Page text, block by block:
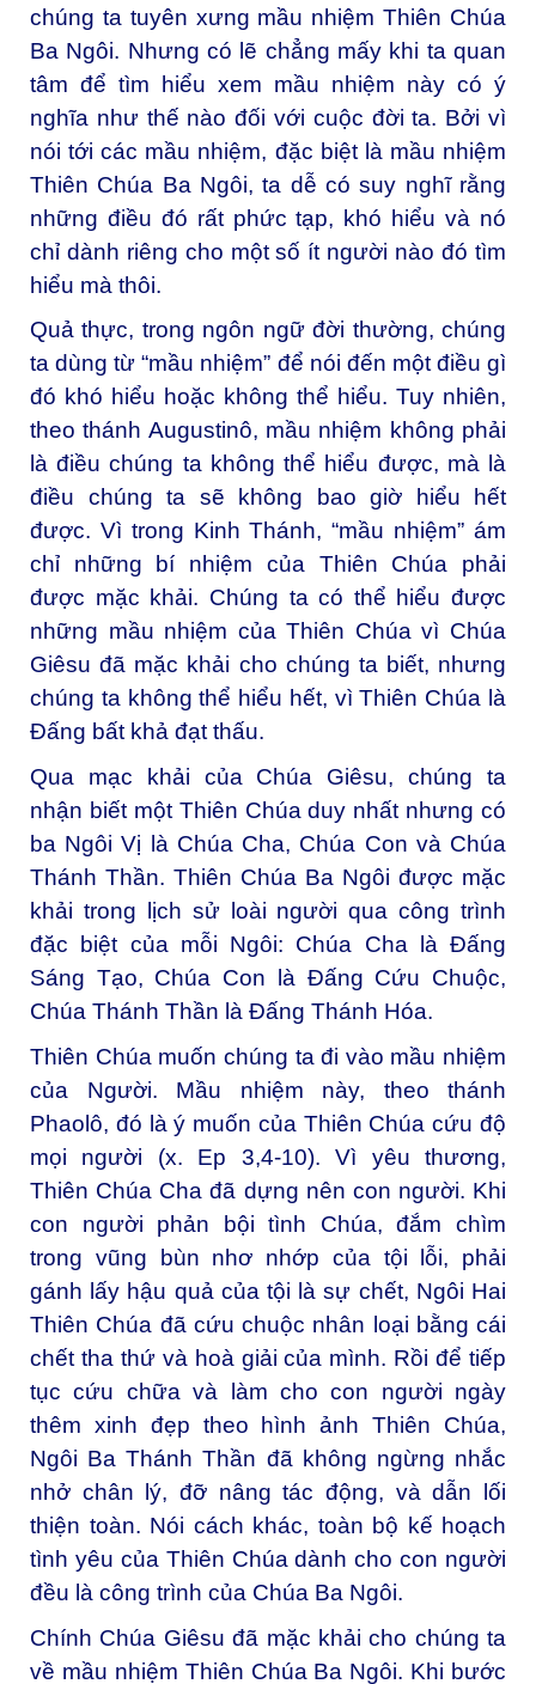
chúng ta tuyên xưng mầu nhiệm Thiên Chúa
Ba Ngôi. Nhưng có lẽ chẳng mấy khi ta quan
tâm để tìm hiểu xem mầu nhiệm này có ý
nghĩa như thế nào đối với cuộc đời ta. Bởi vì
nói tới các mầu nhiệm, đặc biệt là mầu nhiệm
Thiên Chúa Ba Ngôi, ta dễ có suy nghĩ rằng
những điều đó rất phức tạp, khó hiểu và nó
chỉ dành riêng cho một số ít người nào đó tìm
hiểu mà thôi.
Quả thực, trong ngôn ngữ đời thường, chúng
ta dùng từ “mầu nhiệm” để nói đến một điều gì
đó khó hiểu hoặc không thể hiểu. Tuy nhiên,
theo thánh Augustinô, mầu nhiệm không phải
là điều chúng ta không thể hiểu được, mà là
điều chúng ta sẽ không bao giờ hiểu hết
được. Vì trong Kinh Thánh, “mầu nhiệm” ám
chỉ những bí nhiệm của Thiên Chúa phải
được mặc khải. Chúng ta có thể hiểu được
những mầu nhiệm của Thiên Chúa vì Chúa
Giêsu đã mặc khải cho chúng ta biết, nhưng
chúng ta không thể hiểu hết, vì Thiên Chúa là
Đấng bất khả đạt thấu.
Qua mạc khải của Chúa Giêsu, chúng ta
nhận biết một Thiên Chúa duy nhất nhưng có
ba Ngôi Vị là Chúa Cha, Chúa Con và Chúa
Thánh Thần. Thiên Chúa Ba Ngôi được mặc
khải trong lịch sử loài người qua công trình
đặc biệt của mỗi Ngôi: Chúa Cha là Ðấng
Sáng Tạo, Chúa Con là Ðấng Cứu Chuộc,
Chúa Thánh Thần là Ðấng Thánh Hóa.
Thiên Chúa muốn chúng ta đi vào mầu nhiệm
của Người. Mầu nhiệm này, theo thánh
Phaolô, đó là ý muốn của Thiên Chúa cứu độ
mọi người (x. Ep 3,4-10). Vì yêu thương,
Thiên Chúa Cha đã dựng nên con người. Khi
con người phản bội tình Chúa, đắm chìm
trong vũng bùn nhơ nhớp của tội lỗi, phải
gánh lấy hậu quả của tội là sự chết, Ngôi Hai
Thiên Chúa đã cứu chuộc nhân loại bằng cái
chết tha thứ và hoà giải của mình. Rồi để tiếp
tục cứu chữa và làm cho con người ngày
thêm xinh đẹp theo hình ảnh Thiên Chúa,
Ngôi Ba Thánh Thần đã không ngừng nhắc
nhở chân lý, đỡ nâng tác động, và dẫn lối
thiện toàn. Nói cách khác, toàn bộ kế hoạch
tình yêu của Thiên Chúa dành cho con người
đều là công trình của Chúa Ba Ngôi.
Chính Chúa Giêsu đã mặc khải cho chúng ta
về mầu nhiệm Thiên Chúa Ba Ngôi. Khi bước